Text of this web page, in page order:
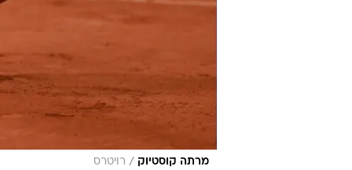
מרתה קוסטיוק / רויטרס